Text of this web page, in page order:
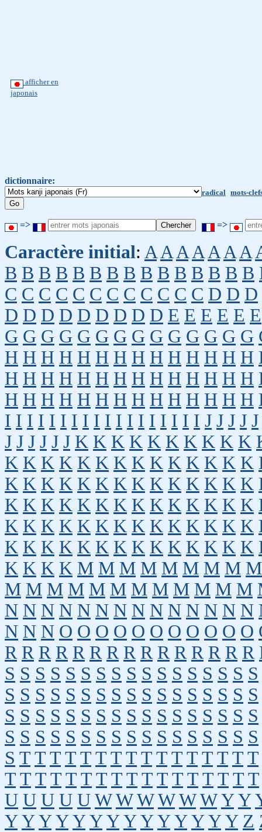
afficher en
japonais
dictionnaire:
radical mots-
=> =>
Caractère initial: A A A A A A A
B B B B B B B B B B B B B B B
C C C C C C C C C C C C D D D
D D D D D D D D D E E E E E E
G G G G G G G G G G G G G G
H H H H H H H H H H H H H H
H H H H H H H H H H H H H H
H H H H H H H H H H H H H H
I I I I I I I I I I I I I I I I I I J J J J J
J J J J J J K K K K K K K K K K
K K K K K K K K K K K K K K
K K K K K K K K K K K K K K
K K K K K K K K K K K K K K
K K K K K K K K K K K K K K
K K K K K K K K K K K K K K
K K K K M M M M M M M M M
M M M M M M M M M M M M
N N N N N N N N N N N N N N
N N N O O O O O O O O O O O
R R R R R R R R R R R R R R R
S S S S S S S S S S S S S S S S S
S S S S S S S S S S S S S S S S S
S S S S S S S S S S S S S S S S S
S S S S S S S S S S S S S S S S S
S T T T T T T T T T T T T T T T T
T T T T T T T T T T T T T T T T T
U U U U U W W W W W W Y Y
Y Y Y Y Y Y Y Y Y Y Y Y Y Y Z